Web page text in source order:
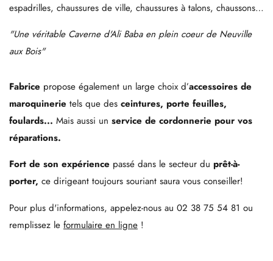
espadrilles, chaussures de ville, chaussures à talons, chaussons…
"Une véritable Caverne d'Ali Baba en plein coeur de Neuville
aux Bois"
Fabrice propose également un large choix d’accessoires de
maroquinerie tels que des ceintures, porte feuilles,
foulards... Mais aussi un service de cordonnerie pour vos
réparations.
Fort de son expérience passé dans le secteur du prêt-à-
porter, ce dirigeant toujours souriant saura vous conseiller!
Pour plus d'informations, appelez-nous au 02 38 75 54 81 ou
remplissez le formulaire en ligne !